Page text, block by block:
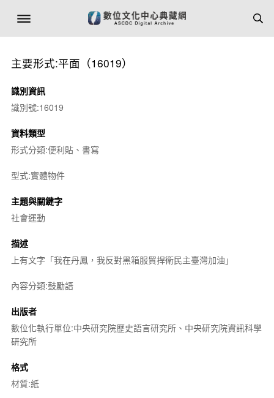
主要形式:平面（16019）
識別資訊
識別號:16019
資料類型
形式分類:便利貼、書寫
型式:實體物件
主題與關鍵字
社會運動
描述
上有文字「我在丹鳳，我反對黑箱服貿捍衛民主臺灣加油」
內容分類:鼓勵語
出版者
數位化執行單位:中央研究院歷史語言研究所、中央研究院資訊科學
研究所
格式
材質:紙